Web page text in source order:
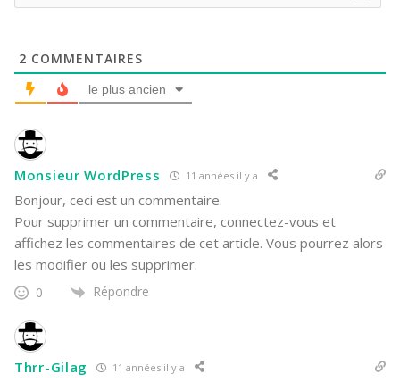
2 COMMENTAIRES
le plus ancien
Monsieur WordPress 11 années il y a
Bonjour, ceci est un commentaire.
Pour supprimer un commentaire, connectez-vous et
affichez les commentaires de cet article. Vous pourrez alors
les modifier ou les supprimer.
0 Répondre
Thrr-Gilag 11 années il y a